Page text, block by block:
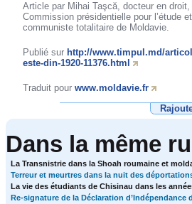
Article par Mihai Taşcă, docteur en
Commission présidentielle pour l’étude
communiste totalitaire de Moldavie.
Publié sur http://www.timpul.md/
este-din-1920-11376.html
Traduit pourwww.moldavie.fr
Dans la même
La Transnistrie dans la Shoah roumaine et
Terreur et meurtres dans la nuit des
La vie des étudiants de Chisinau dans les
Re-signature de la Déclaration d’Indépendance